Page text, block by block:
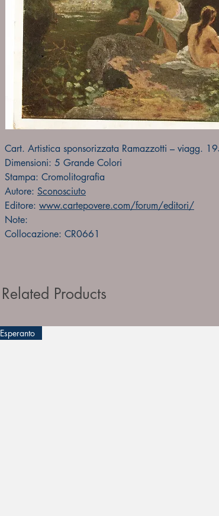
Cart. Artistica sponsorizzata Ramazzotti – viagg.
Dimensioni: 5 Grande Colori
Stampa: Cromolitografia
Autore: Sconosciuto
Editore: www.cartepovere.com/forum/editori/
Note:
Collocazione: CR0661
Related Products
Esperanto